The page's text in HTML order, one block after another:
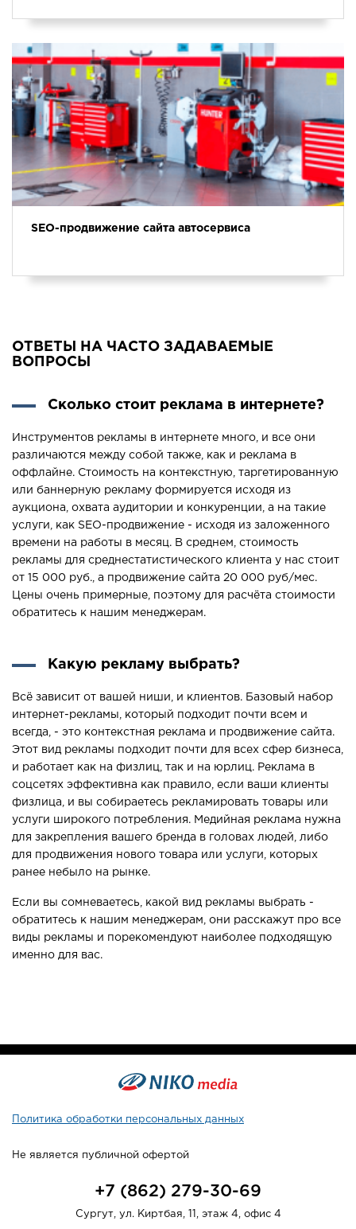
SEO-продвижение сайта автосервиса
ОТВЕТЫ НА ЧАСТО ЗАДАВАЕМЫЕ
ВОПРОСЫ
Сколько стоит реклама в интернете?
Инструментов рекламы в интернете много, и все они
различаются между собой также, как и реклама в
оффлайне. Стоимость на контекстную, таргетированную
или баннерную рекламу формируется исходя из
аукциона, охвата аудитории и конкуренции, а на такие
услуги, как SEO-продвижение - исходя из заложенного
времени на работы в месяц. В среднем, стоимость
рекламы для среднестатистического клиента у нас стоит
от 15 000 руб., а продвижение сайта 20 000 руб/мес.
Цены очень примерные, поэтому для расчёта стоимости
обратитесь к нашим менеджерам.
Какую рекламу выбрать?
Всё зависит от вашей ниши, и клиентов. Базовый набор
интернет-рекламы, который подходит почти всем и
всегда, - это контекстная реклама и продвижение сайта.
Этот вид рекламы подходит почти для всех сфер бизнеса,
и работает как на физлиц, так и на юрлиц. Реклама в
соцсетях эффективна как правило, если ваши клиенты
физлица, и вы собираетесь рекламировать товары или
услуги широкого потребления. Медийная реклама нужна
для закрепления вашего бренда в головах людей, либо
для продвижения нового товара или услуги, которых
ранее небыло на рынке.
Если вы сомневаетесь, какой вид рекламы выбрать -
обратитесь к нашим менеджерам, они расскажут про все
виды рекламы и порекомендуют наиболее подходящую
именно для вас.
Политика обработки персональных данных
Не является публичной офертой
+7 ( 862) 279-30-69
Сургут, ул. Киртбая, 11, этаж 4, офис 4